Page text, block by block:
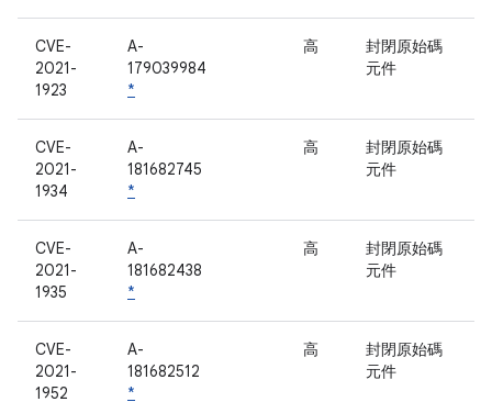
CVE-
2021-
1923
A-
179039984
*
高
封閉原始碼
元件
CVE-
2021-
1934
A-
181682745
*
高
封閉原始碼
元件
CVE-
2021-
1935
A-
181682438
*
高
封閉原始碼
元件
CVE-
2021-
1952
A-
181682512
*
高
封閉原始碼
元件